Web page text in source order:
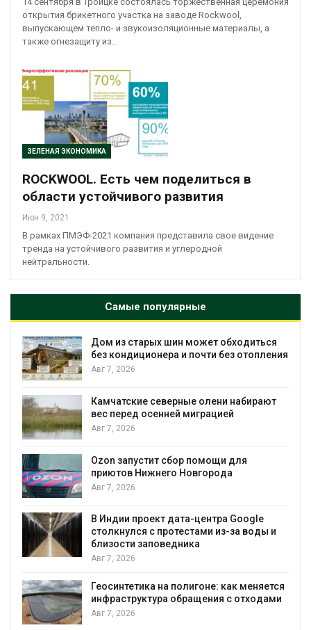
открытия брикетного участка на заводе Rockwool,
выпускающем тепло- и звукоизоляционные материалы, а
также огнезащиту из…
ЗЕЛЕНАЯ ЭКОНОМИКА
ROCKWOOL. Есть чем поделиться в
области устойчивого развития
Июн 9, 2021
В рамках ПМЭФ-2021 компания представила свое видение
тренда на устойчивого развития и углеродной
нейтральности.
Самые популярные
Дом из старых шин может обходиться
без кондиционера и почти без отопления
Авг 7, 2026
Камчатские северные олени набирают
вес перед осенней миграцией
Авг 7, 2026
Ozon запустит сбор помощи для
приютов Нижнего Новгорода
Авг 7, 2026
В Индии проект дата-центра Google
столкнулся с протестами из-за воды и
близости заповедника
Авг 7, 2026
Геосинтетика на полигоне: как меняется
инфраструктура обращения с отходами
Авг 7, 2026